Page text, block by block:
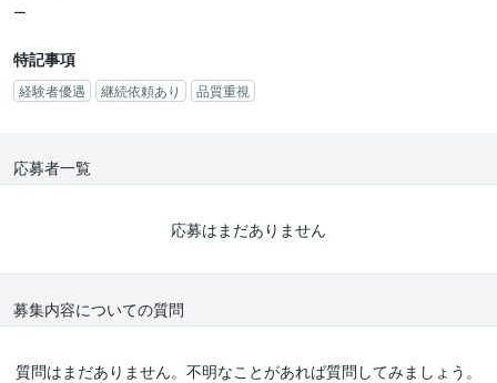
ー
特記事項
経験者優遇 継続依頼あり 品質重視
応募者一覧
応募はまだありません
募集内容についての質問
質問はまだありません。不明なことがあれば質問してみましょう。